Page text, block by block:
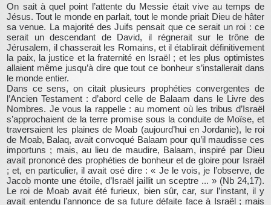
On sait à quel point l’attente du Messie était vive au temps de
Jésus. Tout le monde en parlait, tout le monde priait Dieu de hâter
sa venue. La majorité des Juifs pensait que ce serait un roi : ce
serait un descendant de David, il régnerait sur le trône de
Jérusalem, il chasserait les Romains, et il établirait définitivement
la paix, la justice et la fraternité en Israël ; et les plus optimistes
allaient même jusqu’à dire que tout ce bonheur s’installerait dans
le monde entier.
Dans ce sens, on citait plusieurs prophéties convergentes de
l’Ancien Testament : d’abord celle de Balaam dans le Livre des
Nombres. Je vous la rappelle : au moment où les tribus d’Israël
s’approchaient de la terre promise sous la conduite de Moïse, et
traversaient les plaines de Moab (aujourd’hui en Jordanie), le roi
de Moab, Balaq, avait convoqué Balaam pour qu’il maudisse ces
importuns ; mais, au lieu de maudire, Balaam, inspiré par Dieu
avait prononcé des prophéties de bonheur et de gloire pour Israël
; et, en particulier, il avait osé dire : « Je le vois, je l’observe, de
Jacob monte une étoile, d’Israël jaillit un sceptre ... » (Nb 24,17).
Le roi de Moab avait été furieux, bien sûr, car, sur l’instant, il y
avait entendu l’annonce de sa future défaite face à Israël ; mais